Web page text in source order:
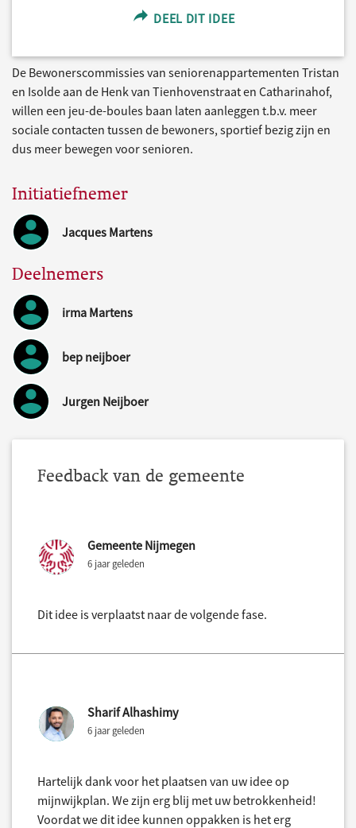
DEEL DIT IDEE
De Bewonerscommissies van seniorenappartementen Tristan
en Isolde aan de Henk van Tienhovenstraat en Catharinahof,
willen een jeu-de-boules baan laten aanleggen t.b.v. meer
sociale contacten tussen de bewoners, sportief bezig zijn en
dus meer bewegen voor senioren.
Initiatiefnemer
Jacques Martens
Deelnemers
irma Martens
bep neijboer
Jurgen Neijboer
Feedback van de gemeente
Gemeente Nijmegen
6 jaar geleden
Dit idee is verplaatst naar de volgende fase.
Sharif Alhashimy
6 jaar geleden
Hartelijk dank voor het plaatsen van uw idee op
mijnwijkplan. We zijn erg blij met uw betrokkenheid!
Voordat we dit idee kunnen oppakken is het erg